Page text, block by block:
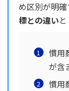
め区別が明確
標との違い
慣用
が含
慣用